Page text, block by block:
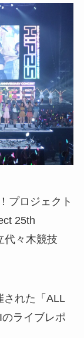
プロジェクト
25th
代々木競技
された「ALL
ライブレポ